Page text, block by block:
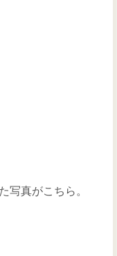
写真がこちら。